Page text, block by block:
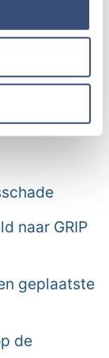
delen we
onze
met andere
ze hebben
services.
naar GRIP
geplaatste
de